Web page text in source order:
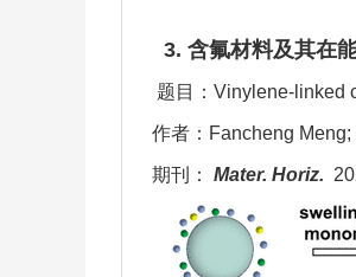
3. 含氟材料及其在
题目： Vinylene-linked
作者： Fancheng
期刊： Mater. Horiz.